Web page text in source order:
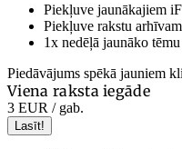
Piekļuve jaunākajiem
Piekļuve rakstu arhīvam
1x nedēļā jaunāko
Piedāvājums spēkā jauniem
Viena raksta iegāde
3 EUR / gab.
Lasīt!